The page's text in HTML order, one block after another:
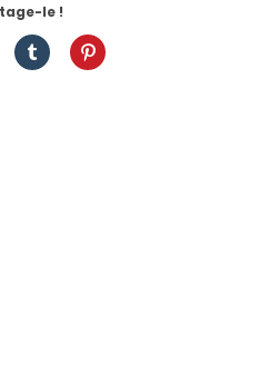
le !